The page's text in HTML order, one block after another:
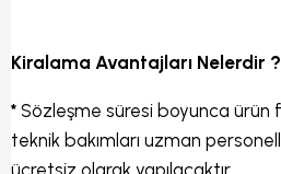
Kiralama Avantajları Nelerdir ?
* Sözleşme süresi boyunca ürün
teknik bakımları uzman
ücretsiz olarak yapılacaktır.